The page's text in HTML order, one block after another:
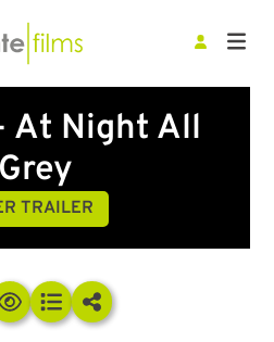
At Night All
TRAILER